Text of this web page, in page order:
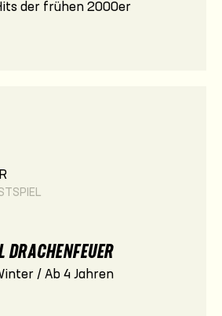
der frühen 2000er
DRACHENFEUER
/ Ab 4 Jahren